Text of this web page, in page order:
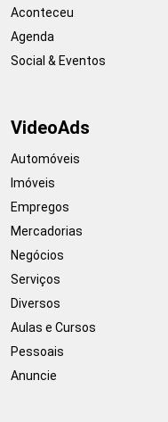
Aconteceu
Agenda
Social & Eventos
VideoAds
Automóveis
Imóveis
Empregos
Mercadorias
Negócios
Serviços
Diversos
Aulas e Cursos
Pessoais
Anuncie